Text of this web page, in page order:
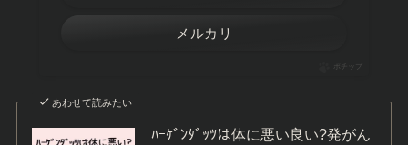
メルカリ
ポチップ
あわせて読みたい
ﾊｰｹﾞﾝﾀﾞｯﾂは体に悪い良い?発がん